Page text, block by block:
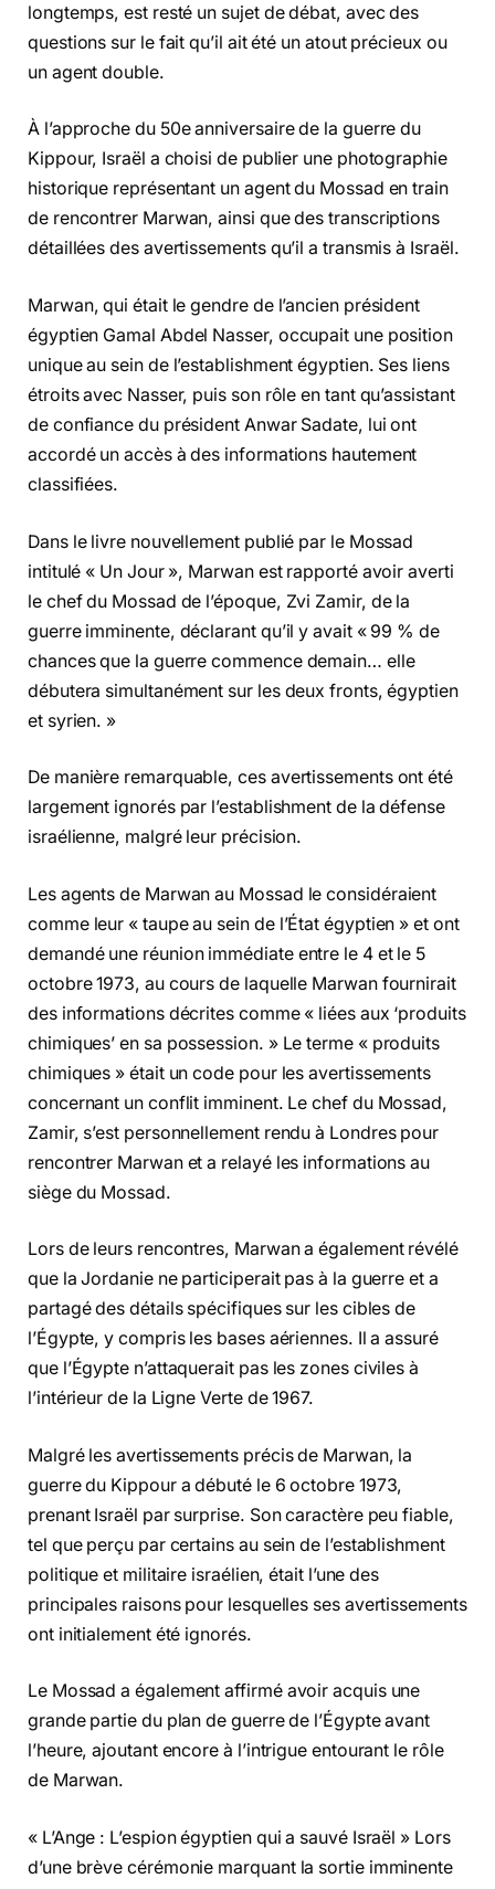
longtemps, est resté un sujet de débat, avec des
questions sur le fait qu’il ait été un atout précieux ou
un agent double.
À l’approche du 50e anniversaire de la guerre du
Kippour, Israël a choisi de publier une photographie
historique représentant un agent du Mossad en train
de rencontrer Marwan, ainsi que des transcriptions
détaillées des avertissements qu’il a transmis à Israël.
Marwan, qui était le gendre de l’ancien président
égyptien Gamal Abdel Nasser, occupait une position
unique au sein de l’establishment égyptien. Ses liens
étroits avec Nasser, puis son rôle en tant qu’assistant
de confiance du président Anwar Sadate, lui ont
accordé un accès à des informations hautement
classifiées.
Dans le livre nouvellement publié par le Mossad
intitulé « Un Jour », Marwan est rapporté avoir averti
le chef du Mossad de l’époque, Zvi Zamir, de la
guerre imminente, déclarant qu’il y avait « 99 % de
chances que la guerre commence demain… elle
débutera simultanément sur les deux fronts, égyptien
et syrien. »
De manière remarquable, ces avertissements ont été
largement ignorés par l’establishment de la défense
israélienne, malgré leur précision.
Les agents de Marwan au Mossad le considéraient
comme leur « taupe au sein de l’État égyptien » et ont
demandé une réunion immédiate entre le 4 et le 5
octobre 1973, au cours de laquelle Marwan fournirait
des informations décrites comme « liées aux ‘produits
chimiques’ en sa possession. » Le terme « produits
chimiques » était un code pour les avertissements
concernant un conflit imminent. Le chef du Mossad,
Zamir, s’est personnellement rendu à Londres pour
rencontrer Marwan et a relayé les informations au
siège du Mossad.
Lors de leurs rencontres, Marwan a également révélé
que la Jordanie ne participerait pas à la guerre et a
partagé des détails spécifiques sur les cibles de
l’Égypte, y compris les bases aériennes. Il a assuré
que l’Égypte n’attaquerait pas les zones civiles à
l’intérieur de la Ligne Verte de 1967.
Malgré les avertissements précis de Marwan, la
guerre du Kippour a débuté le 6 octobre 1973,
prenant Israël par surprise. Son caractère peu fiable,
tel que perçu par certains au sein de l’establishment
politique et militaire israélien, était l’une des
principales raisons pour lesquelles ses avertissements
ont initialement été ignorés.
Le Mossad a également affirmé avoir acquis une
grande partie du plan de guerre de l’Égypte avant
l’heure, ajoutant encore à l’intrigue entourant le rôle
de Marwan.
« L’Ange : L’espion égyptien qui a sauvé Israël » Lors
d’une brève cérémonie marquant la sortie imminente